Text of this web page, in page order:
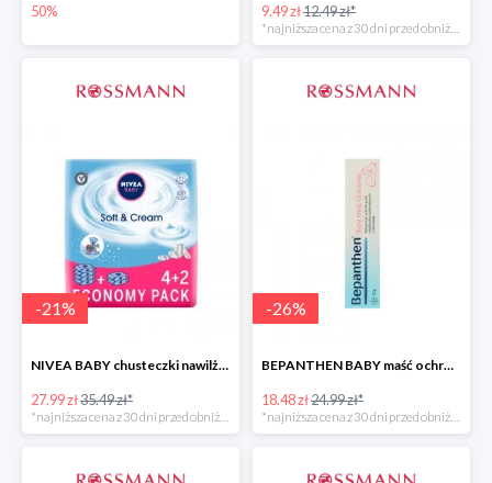
50% 9.49 zł12.49 zł*
-21%
NIVEA BABY chusteczki nawilżane
27.99 zł35.49 zł*
*najniższa cena z 30 dni przed obniżką
-26%
BEPANTHEN BABY maść ochronna
18.48 zł24.99 zł*
*najniższa cena z 30 dni przed obniżką